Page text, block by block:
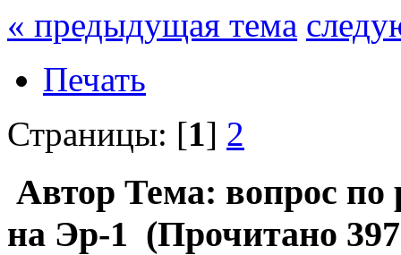
« предыдущая тема
Печать
Страницы: [1] 2
Автор Тема: вопрос по
на Эр-1 (Прочитано